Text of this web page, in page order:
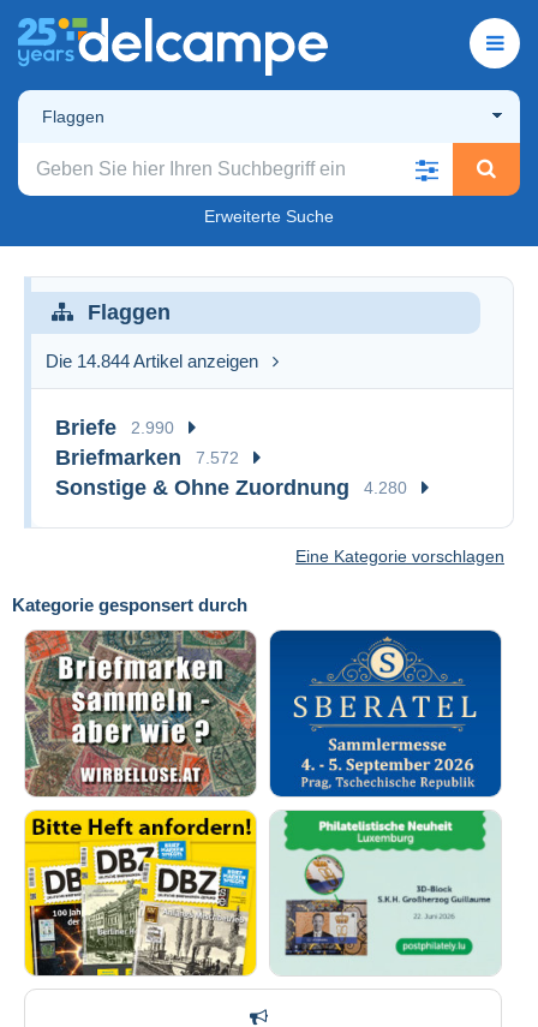
Flaggen
Erweiterte Suche
Kategorie gesponsert durch
Flaggen
Die 14.844 Artikel anzeigen
Briefe 2.990
Briefmarken 7.572
Sonstige & Ohne Zuordnung 4.280
Eine Kategorie vorschlagen